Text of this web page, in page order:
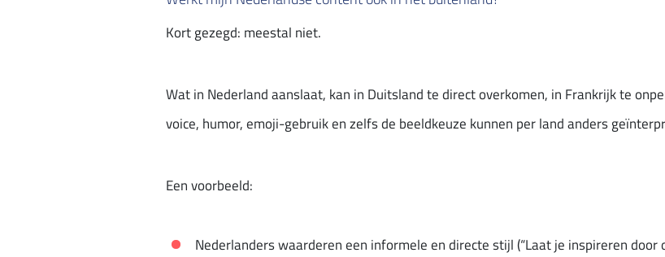
Kort gezegd: meestal niet.
Wat in Nederland aanslaat, kan in Duitsland te direct overkomen, in Frankrijk te
voice, humor, emoji-gebruik en zelfs de beeldkeuze kunnen per land anders
Een voorbeeld:
Nederlanders waarderen een informele en directe stijl (“Laat je inspireren door